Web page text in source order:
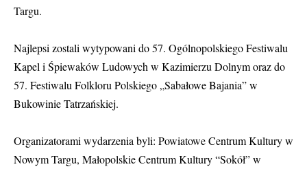
Targu.
Najlepsi zostali wytypowani do 57. Ogólnopolskiego Festiwalu
Kapel i Śpiewaków Ludowych w Kazimierzu Dolnym oraz do
57. Festiwalu Folkloru Polskiego „Sabałowe Bajania” w
Bukowinie Tatrzańskiej.
Organizatorami wydarzenia byli: Powiatowe Centrum Kultury w
Nowym Targu, Małopolskie Centrum Kultury “Sokół” w